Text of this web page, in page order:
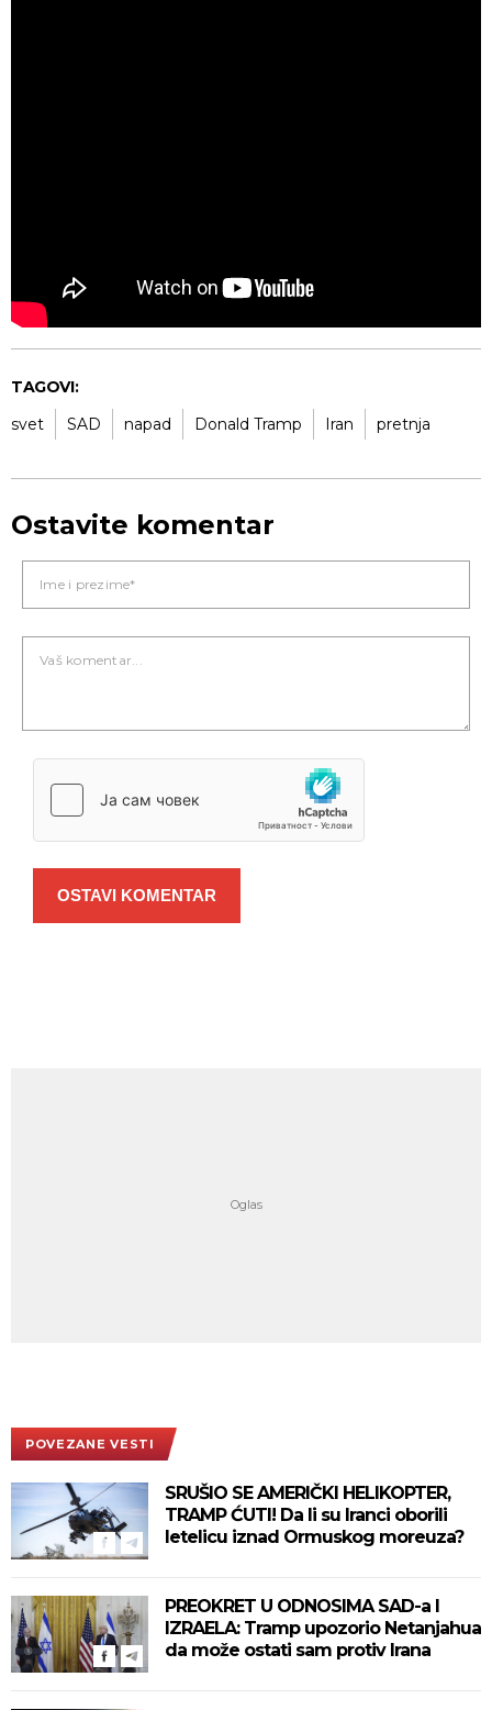
TAGOVI:
svet
SAD napad Donald Tramp Iran pretnja
Ostavite komentar
OSTAVI KOMENTAR
POVEZANE VESTI
SRUŠIO SE AMERIČKI HELIKOPTER,
TRAMP ĆUTI! Da li su Iranci oborili
letelicu iznad Ormuskog moreuza?
PREOKRET U ODNOSIMA SAD-a I
IZRAELA: Tramp upozorio Netanjahua
da može ostati sam protiv Irana